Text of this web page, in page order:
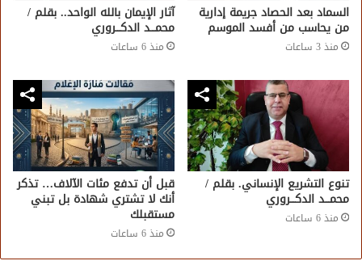
السماد بعد الحصاد جريمة إدارية
من يحاسب من أفسد الموسم
منذ 3 ساعات
آثار الإيمان بالله الواحد.. بقلم /
محمـــد الدكـــروري
منذ 6 ساعات
تنوع التشريع الإنساني. بقلم /
محمـــد الدكـــروري
منذ 6 ساعات
قبل أن تدفع مئات الآلاف… تذكر
أنك لا تشتري شهادة بل تبني
مستقبلك
منذ 6 ساعات